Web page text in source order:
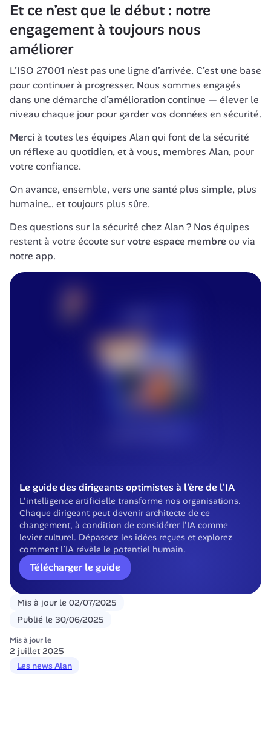
Et ce n’est que le début : notre
engagement à toujours nous
améliorer
L’ISO 27001 n’est pas une ligne d’arrivée. C’est une base
pour continuer à progresser. Nous sommes engagés
dans une démarche d’amélioration continue — élever le
niveau chaque jour pour garder vos données en sécurité.
Merci à toutes les équipes Alan qui font de la sécurité
un réflexe au quotidien, et à vous, membres Alan, pour
votre confiance.
On avance, ensemble, vers une santé plus simple, plus
humaine… et toujours plus sûre.
Des questions sur la sécurité chez Alan ? Nos équipes
restent à votre écoute sur votre espace membre ou via
notre app.
Le guide des dirigeants optimistes à l'ère de l'IA
L'intelligence artificielle transforme nos organisations.
Chaque dirigeant peut devenir architecte de ce
changement, à condition de considérer l'IA comme
levier culturel. Dépassez les idées reçues et explorez
comment l’IA révèle le potentiel humain.
Télécharger le guide
Mis à jour le 02/07/2025
Publié le 30/06/2025
Mis à jour le
2 juillet 2025
Les news Alan